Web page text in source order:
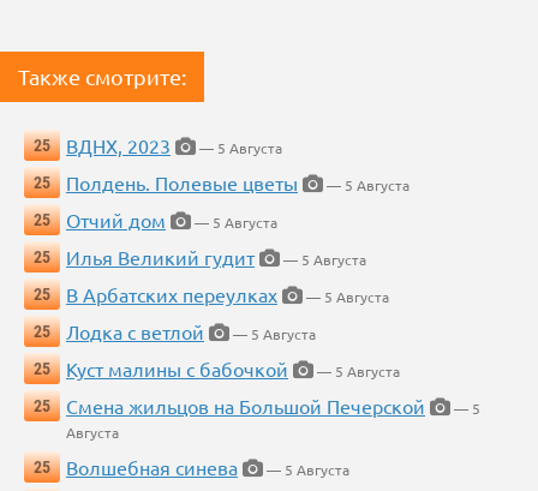
Также смотрите:
25 ВДНХ, 2023
— 5 Августа
25
Полдень. Полевые цветы
— 5 Августа
25
Отчий дом
— 5 Августа
25
Илья Великий гудит
— 5 Августа
25
В Арбатских переулках
— 5 Августа
25
Лодка с ветлой
— 5 Августа
25
Куст малины с бабочкой
— 5 Августа
25
Смена жильцов на Большой Печерской
— 5
Августа
25
Волшебная синева
— 5 Августа